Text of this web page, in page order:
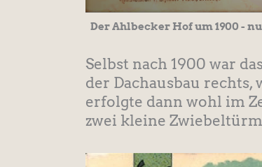
Der Ahlbecker Hof um 1900 -
Selbst nach 1900 war
der Dachausbau rechts,
erfolgte dann wohl im
zwei kleine